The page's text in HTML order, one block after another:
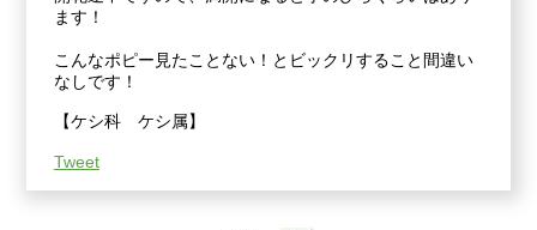
ます！
こんなポピー見たことない！とビックリすること間違い
なしです！
【ケシ科 ケシ属】
Tweet